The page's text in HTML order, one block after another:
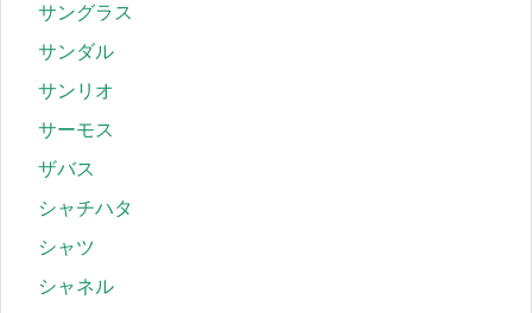
サングラス
サンダル
サンリオ
サーモス
ザバス
シャチハタ
シャツ
シャネル